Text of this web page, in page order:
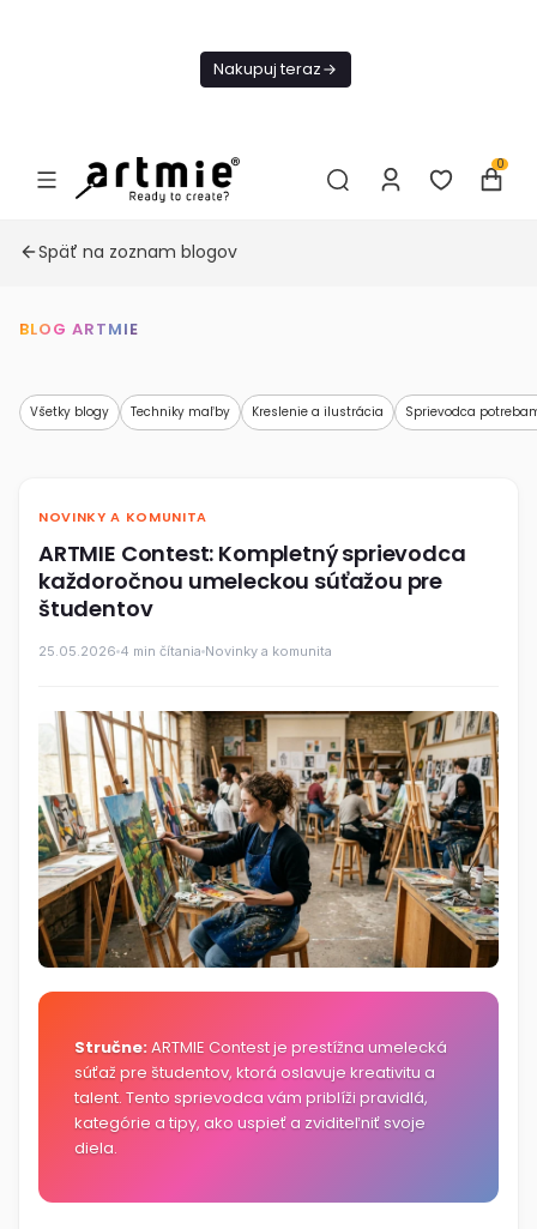
Nakupuj teraz
0
Späť na zoznam blogov
BLOG ARTMIE
Všetky blogy Techniky maľby Kreslenie a ilustrácia Sprievodca
NOVINKY A KOMUNITA
ARTMIE Contest: Kompletný sprievodca
každoročnou umeleckou súťažou pre
študentov
25.05.2026 4 min čítania Novinky a komunita
Stručne: ARTMIE Contest je prestížna umelecká
súťaž pre študentov, ktorá oslavuje kreativitu a
talent. Tento sprievodca vám priblíži pravidlá,
kategórie a tipy, ako uspieť a zviditeľniť svoje
diela.